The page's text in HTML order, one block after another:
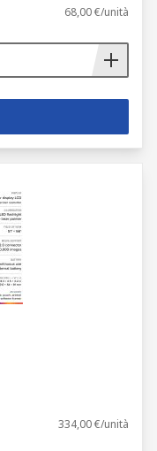
68,00 €/unità
334,00 €/unità